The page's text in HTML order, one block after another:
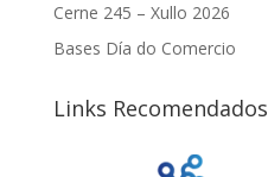
Cerne 245 – Xullo 2026
Bases Día do Comercio
Links Recomendados